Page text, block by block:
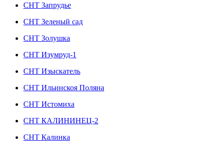
СНТ Запрудье
СНТ Зеленый сад
СНТ Золушка
СНТ Изумруд-1
СНТ Изыскатель
СНТ Ильинскоя Поляна
СНТ Истомиха
СНТ КАЛИНИНЕЦ-2
СНТ Калинка